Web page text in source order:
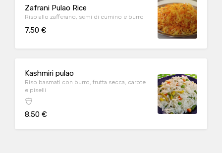
Zafrani Pulao Rice
Riso allo zafferano, semi di cumino e burro
7.50 €
Kashmiri pulao
Riso basmati con burro, frutta secca, carote
e piselli
8.50 €